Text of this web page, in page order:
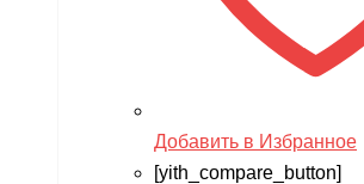
Добавить в Избранное
[yith_compare_button]